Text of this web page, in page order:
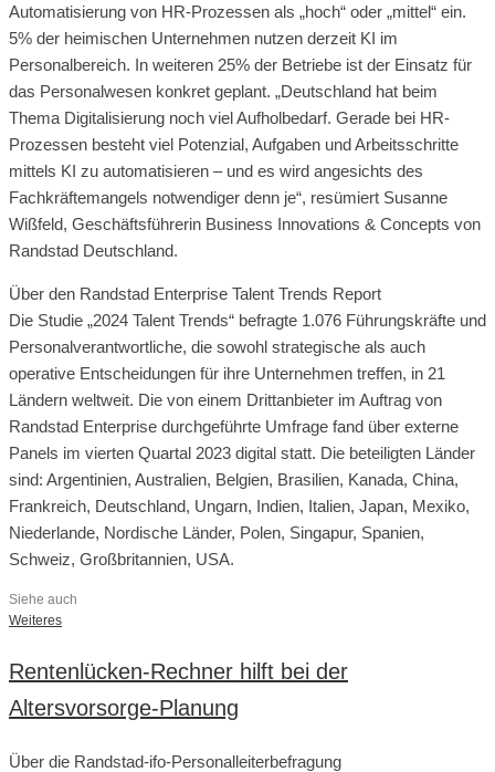
Automatisierung von HR-Prozessen als „hoch“ oder „mittel“ ein.
5% der heimischen Unternehmen nutzen derzeit KI im
Personalbereich. In weiteren 25% der Betriebe ist der Einsatz für
das Personalwesen konkret geplant. „Deutschland hat beim
Thema Digitalisierung noch viel Aufholbedarf. Gerade bei HR-
Prozessen besteht viel Potenzial, Aufgaben und Arbeitsschritte
mittels KI zu automatisieren – und es wird angesichts des
Fachkräftemangels notwendiger denn je“, resümiert Susanne
Wißfeld, Geschäftsführerin Business Innovations & Concepts von
Randstad Deutschland.
Über den Randstad Enterprise Talent Trends Report
Die Studie „2024 Talent Trends“ befragte 1.076 Führungskräfte und
Personalverantwortliche, die sowohl strategische als auch
operative Entscheidungen für ihre Unternehmen treffen, in 21
Ländern weltweit. Die von einem Drittanbieter im Auftrag von
Randstad Enterprise durchgeführte Umfrage fand über externe
Panels im vierten Quartal 2023 digital statt. Die beteiligten Länder
sind: Argentinien, Australien, Belgien, Brasilien, Kanada, China,
Frankreich, Deutschland, Ungarn, Indien, Italien, Japan, Mexiko,
Niederlande, Nordische Länder, Polen, Singapur, Spanien,
Schweiz, Großbritannien, USA.
Siehe auch
Weiteres
Rentenlücken-Rechner hilft bei der
Altersvorsorge-Planung
Über die Randstad-ifo-Personalleiterbefragung